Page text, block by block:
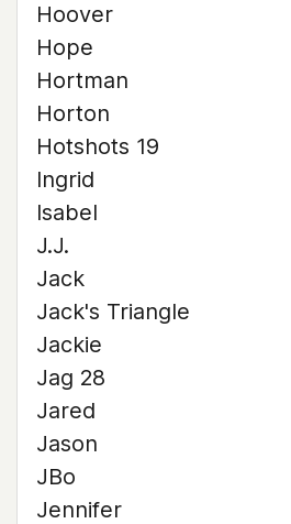
Hoover
Hope
Hortman
Horton
Hotshots 19
Ingrid
Isabel
J.J.
Jack
Jack's Triangle
Jackie
Jag 28
Jared
Jason
JBo
Jennifer